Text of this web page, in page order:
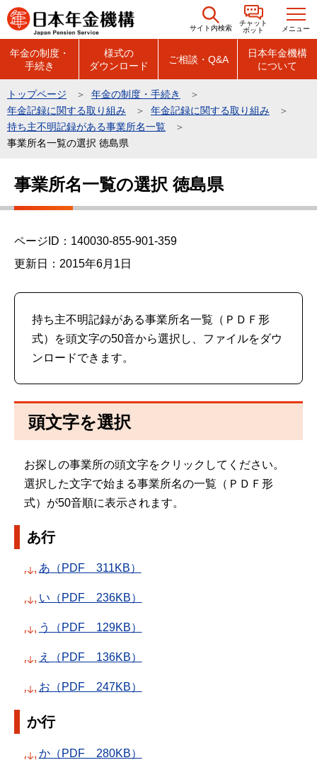
こ
の
の
先
頭
サイト内検索
チャット
ボット
メニュー
年金の制度・
手続き
様式の
ダウンロード
ご相談・Q&A
日本年金機構
について
トップページ
年金の制度・手続き
年金記録に関する取り組み
年金記録に関する取り組み
持ち主不明記録がある事業所名一覧
事業所名一覧の選択 徳島県
こ
事業所名一覧の選択 徳島県
ページID：140030-855-901-359
更新日：2015年6月1日
持ち主不明記録がある事業所名一覧（ＰＤＦ形
式）を頭文字の50音から選択し、ファイルをダウ
ンロードできます。
頭文字を選択
お探しの事業所の頭文字をクリックしてください。
選択した文字で始まる事業所名の一覧（ＰＤＦ形
式）が50音順に表示されます。
あ行
あ（PDF 311KB）
い（PDF 236KB）
う（PDF 129KB）
え（PDF 136KB）
お（PDF 247KB）
か行
か（PDF 280KB）